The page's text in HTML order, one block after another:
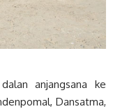
anjangsana ke
Dansatma,